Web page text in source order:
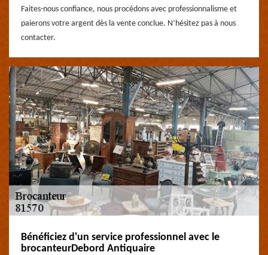
Faites-nous confiance, nous procédons avec professionnalisme et
paierons votre argent dès la vente conclue. N’hésitez pas à nous
contacter.
Bénéficiez d'un service professionnel avec le
brocanteurDebord Antiquaire